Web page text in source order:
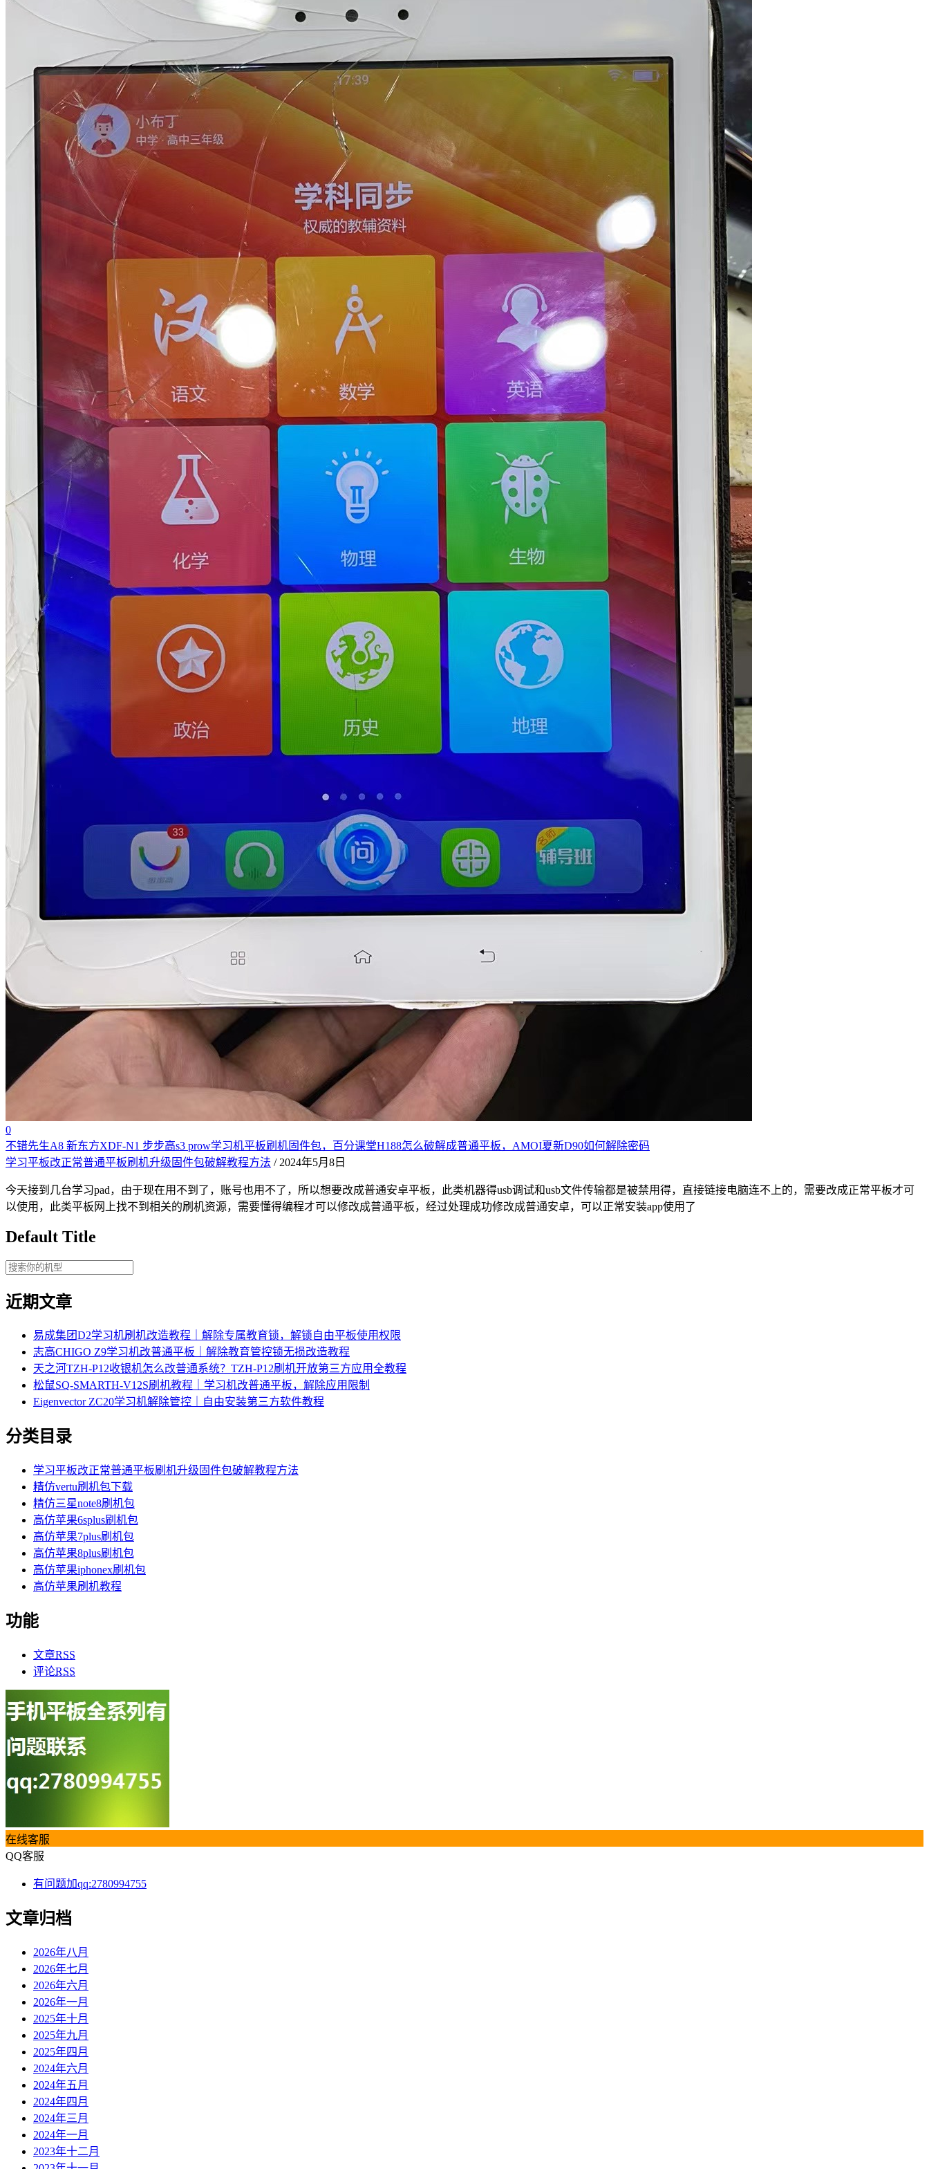
0
不错先生A8 新东方XDF-N1 步步高s3 prow学习机平板刷机固件包，百分课堂H188怎么破解成普通平板，AMOI夏新D90如何解除密码
学习平板改正常普通平板刷机升级固件包破解教程方法 / 2024年5月8日
今天接到几台学习pad，由于现在用不到了，账号也用不了，所以想要改成普通安卓平板，此类机器得usb调试和usb文件传输都是被禁用得，直接链接电脑连不上的，需要改成正常平板才可
以使用，此类平板网上找不到相关的刷机资源，需要懂得编程才可以修改成普通平板，经过处理成功修改成普通安卓，可以正常安装app使用了
Default Title
近期文章
易成集团D2学习机刷机改造教程｜解除专属教育锁，解锁自由平板使用权限
志高CHIGO Z9学习机改普通平板｜解除教育管控锁无损改造教程
天之河TZH-P12收银机怎么改普通系统？TZH-P12刷机开放第三方应用全教程
松鼠SQ-SMARTH-V12S刷机教程｜学习机改普通平板，解除应用限制
Eigenvector ZC20学习机解除管控｜自由安装第三方软件教程
分类目录
学习平板改正常普通平板刷机升级固件包破解教程方法
精仿vertu刷机包下载
精仿三星note8刷机包
高仿苹果6splus刷机包
高仿苹果7plus刷机包
高仿苹果8plus刷机包
高仿苹果iphonex刷机包
高仿苹果刷机教程
功能
文章RSS
评论RSS
在线客服
QQ客服
有问题加qq:2780994755
文章归档
2026年八月
2026年七月
2026年六月
2026年一月
2025年十月
2025年九月
2025年四月
2024年六月
2024年五月
2024年四月
2024年三月
2024年一月
2023年十二月